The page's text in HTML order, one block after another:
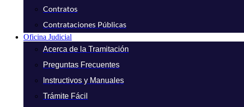
Contratos
Contrataciones Públicas
Oficina Judicial
Acerca de la Tramitación
Preguntas Frecuentes
Instructivos y Manuales
Trámite Fácil